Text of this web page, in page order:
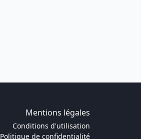
Mentions légales
Conditions d'utilisation
Politique de confidentialité